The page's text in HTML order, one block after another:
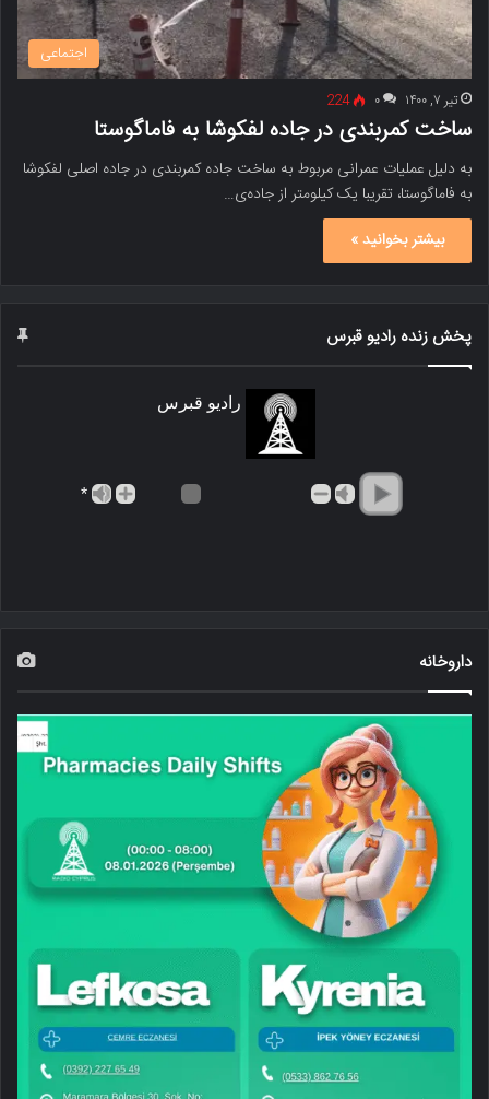
اجتماعی
تیر ۷, ۱۴۰۰ ۰ 224
ساخت کمربندی در جاده لفکوشا به فاماگوستا
به دلیل عملیات عمرانی مربوط به ساخت جاده کمربندی در جاده اصلی لفکوشا
به فاماگوستا، تقریبا یک کیلومتر از جاده‌ی…
بیشتر بخوانید »
پخش زنده رادیو قبرس
رادیو قبرس
*
داروخانه